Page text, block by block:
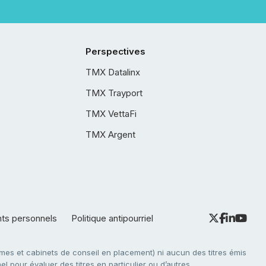
Perspectives
TMX Datalinx
TMX Trayport
TMX VettaFi
TMX Argent
personnels Politique antipourriel
et cabinets de conseil en placement) ni aucun des titres émis